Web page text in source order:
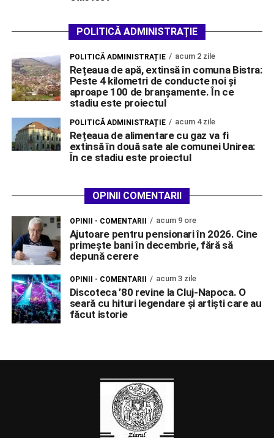
POLITICĂ ADMINISTRAȚIE
POLITICĂ ADMINISTRAȚIE acum 2 zile
Rețeaua de apă, extinsă în comuna Bistra:
Peste 4 kilometri de conducte noi și
aproape 100 de branșamente. În ce
stadiu este proiectul
POLITICĂ ADMINISTRAȚIE acum 4 zile
Rețeaua de alimentare cu gaz va fi
extinsă în două sate ale comunei Unirea:
În ce stadiu este proiectul
OPINII COMENTARII
OPINII - COMENTARII acum 9 ore
Ajutoare pentru pensionari în 2026. Cine
primește bani în decembrie, fără să
depună cerere
OPINII - COMENTARII acum 3 zile
Discoteca ’80 revine la Cluj-Napoca. O
seară cu hituri legendare și artiști care au
făcut istorie